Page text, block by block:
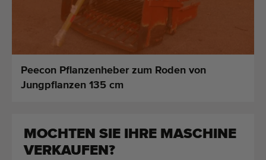
Qualitätsgeräte
Weltweite Lieferung
Seit 1977
Peecon Pflanzenheber zum Roden von
Jungpflanzen 135 cm
MOCHTEN SIE IHRE MASCHINE
VERKAUFEN?